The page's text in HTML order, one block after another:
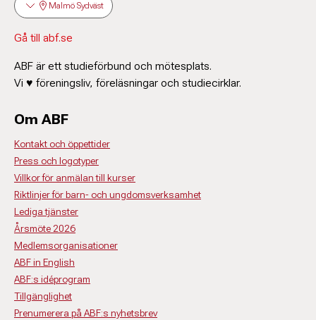
Malmö Sydväst
Gå till abf.se
ABF är ett studieförbund och mötesplats.
Vi ♥ föreningsliv, föreläsningar och studiecirklar.
Om ABF
Kontakt och öppettider
Press och logotyper
Villkor för anmälan till kurser
Riktlinjer för barn- och ungdomsverksamhet
Lediga tjänster
Årsmöte 2026
Medlemsorganisationer
ABF in English
ABF:s idéprogram
Tillgänglighet
Prenumerera på ABF:s nyhetsbrev